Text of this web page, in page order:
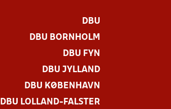
DBU
DBU BORNHOLM
DBU FYN
DBU JYLLAND
DBU KØBENHAVN
DBU LOLLAND-FALSTER